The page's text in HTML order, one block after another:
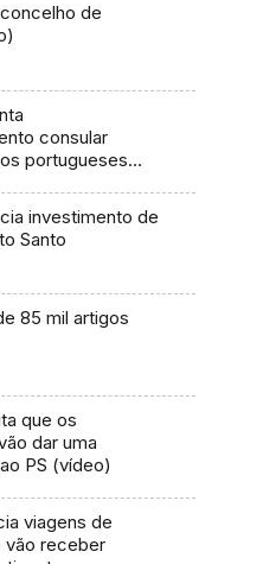
de
consular
portugueses
investimento de
Santo
85 mil artigos
que os
dar uma
PS (vídeo)
viagens de
vão receber